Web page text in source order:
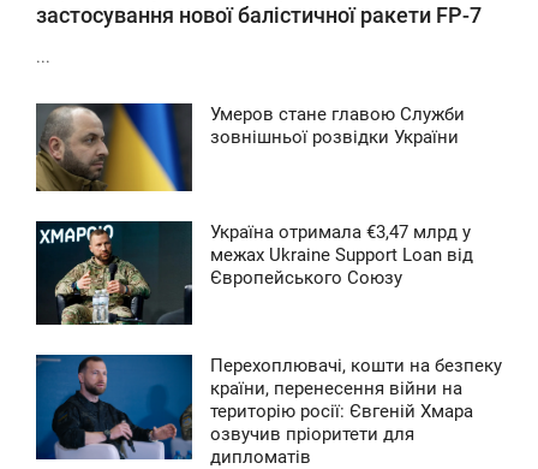
застосування нової балістичної ракети FP-7
...
Умеров стане главою Служби
зовнішньої розвідки України
Україна отримала €3,47 млрд у
межах Ukraine Support Loan від
Європейського Союзу
Перехоплювачі, кошти на безпеку
країни, перенесення війни на
територію росії: Євгеній Хмара
озвучив пріоритети для
дипломатів